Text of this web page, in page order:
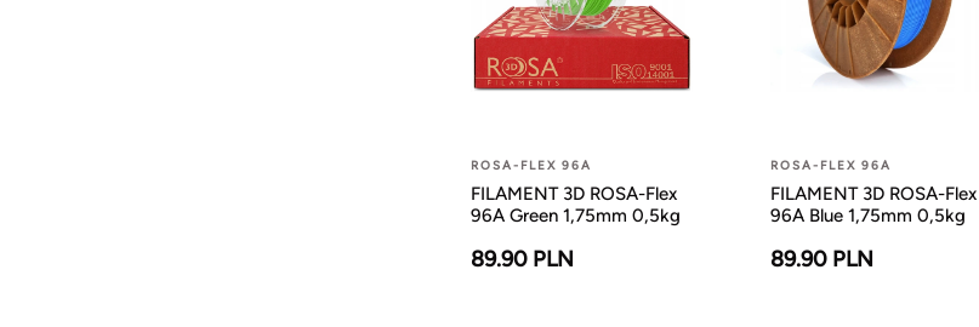
ROSA-FLEX 96A
FILAMENT 3D ROSA-Flex
96A Green 1,75mm 0,5kg
89.90 PLN
ROSA-FLEX 96A
FILAMENT 3D ROSA-Flex
96A Blue 1,75mm 0,5kg
89.90 PLN